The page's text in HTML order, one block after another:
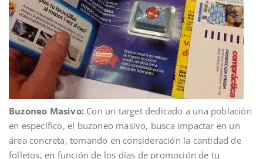
Buzoneo Masivo: Con un target dedicado a una población
en específico, el buzoneo masivo, busca impactar en un
área concreta, tomando en consideración la cantidad de
folletos, en función de los días de promoción de tu